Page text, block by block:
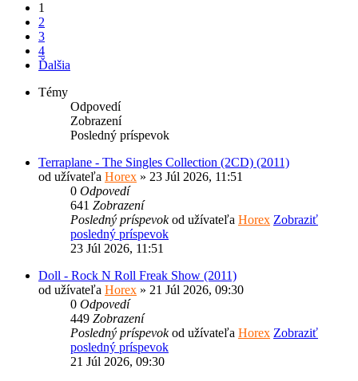
1
2
3
4
Ďalšia
Témy
Odpovedí
Zobrazení
Posledný príspevok
Terraplane - The Singles Collection (2CD) (2011)
od užívateľa Horex » 23 Júl 2026, 11:51
0 Odpovedí
641 Zobrazení
Posledný príspevokod užívateľa Horex Zobraziť
posledný príspevok
23 Júl 2026, 11:51
Doll - Rock N Roll Freak Show (2011)
od užívateľa Horex » 21 Júl 2026, 09:30
0 Odpovedí
449 Zobrazení
Posledný príspevokod užívateľa Horex Zobraziť
posledný príspevok
21 Júl 2026, 09:30